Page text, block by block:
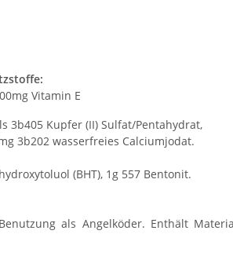
Vitamin E
3b405 Kupfer (II) Sulfat/Pentahydrat,
3b202 wasserfreies Calciumjodat.
(BHT), 1g 557 Bentonit.
als Angelköder. Enthält